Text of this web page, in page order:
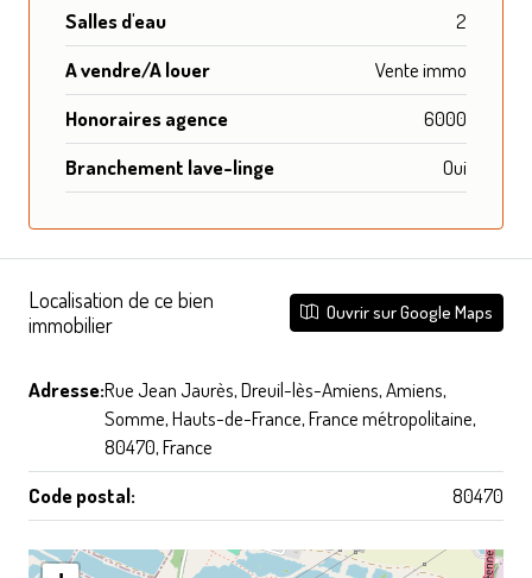
Salles d'eau
2
A vendre/A louer
Vente immo
Honoraires agence
6000
Branchement lave-linge
Oui
Localisation de ce bien
immobilier
Ouvrir sur Google Maps
Adresse:Rue Jean Jaurès, Dreuil-lès-Amiens, Amiens,
Somme, Hauts-de-France, France métropolitaine,
80470, France
Code postal:
80470